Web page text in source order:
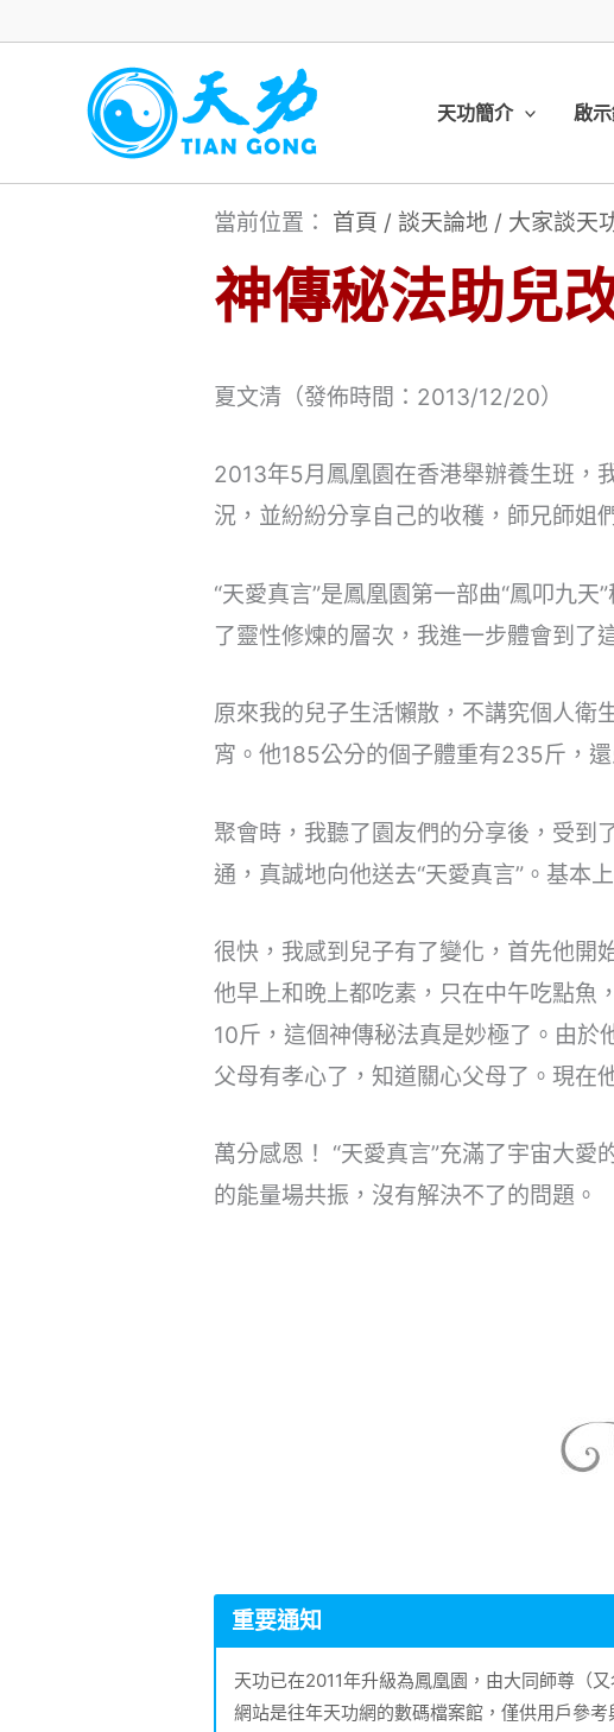
內
天功簡介 啟
當前位置： 首頁 / 談天論地 / 大家談天
神傳秘法助兒
夏文清（發佈時間：2013/12/20）
2013年5月鳳凰園在香港舉辦養生班，
況，並紛紛分享自己的收穫，師兄師姐
“天愛真言”是鳳凰園第一部曲“鳳叩九
了靈性修煉的層次，我進一步體會到了
原來我的兒子生活懶散，不講究個人衛
宵。他185公分的個子體重有235斤，
聚會時，我聽了園友們的分享後，受到
通，真誠地向他送去“天愛真言”。基本
很快，我感到兒子有了變化，首先他開
他早上和晚上都吃素，只在中午吃點魚
10斤，這個神傳秘法真是妙極了。由
父母有孝心了，知道關心父母了。現在
萬分感恩！ “天愛真言”充滿了宇宙大
的能量場共振，沒有解決不了的問題。
重要通知
天功已在2011年升級為鳳凰園，由大同師尊（
網站是往年天功網的數碼檔案館，僅供用戶參